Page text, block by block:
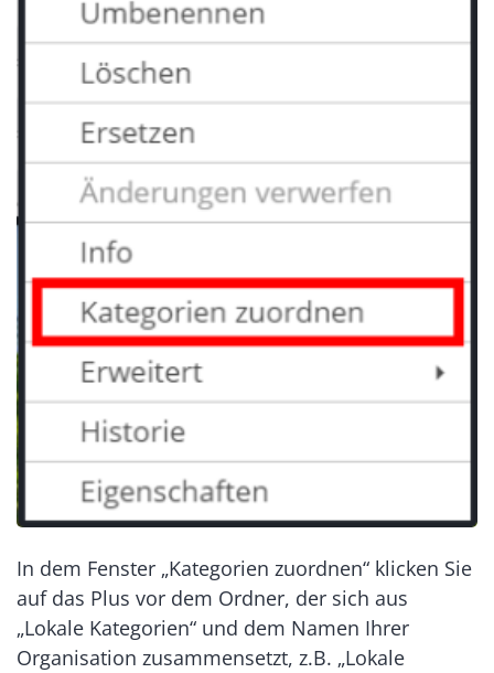
In dem Fenster „Kategorien zuordnen“ klicken Sie
auf das Plus vor dem Ordner, der sich aus
„Lokale Kategorien“ und dem Namen Ihrer
Organisation zusammensetzt, z.B. „Lokale